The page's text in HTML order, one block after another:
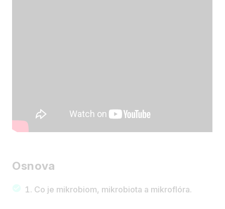
Osnova
Co je mikrobiom, mikrobiota a mikroflóra.